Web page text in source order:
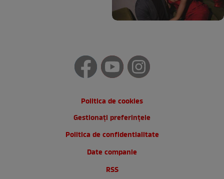
Politica de cookies
Gestionați preferințele
Politica de confidentialitate
Date companie
RSS